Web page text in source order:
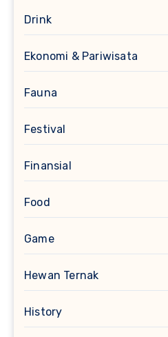
Drink
Ekonomi & Pariwisata
Fauna
Festival
Finansial
Food
Game
Hewan Ternak
History